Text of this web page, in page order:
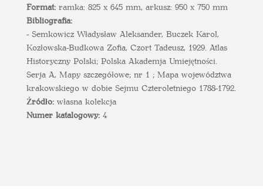
Format:ramka: 825 x 645 mm, arkusz: 950 x 750 mm
Bibliografia:
- Semkowicz Władysław Aleksander, Buczek Karol,
Kozłowska-Budkowa Zofia, Czort Tadeusz, 1929. Atlas
Historyczny Polski; Polska Akademja Umiejętności.
Serja A, Mapy szczegółowe; nr 1 ; Mapa województwa
krakowskiego w dobie Sejmu Czteroletniego 1788-1792.
Źródło:własna kolekcja
Numer katalogowy:4